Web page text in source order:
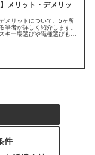
メリット・デメリッ
メリットについて、5ヶ所
筆者が詳しく紹介します。
キー場選びや職種選びも合
件